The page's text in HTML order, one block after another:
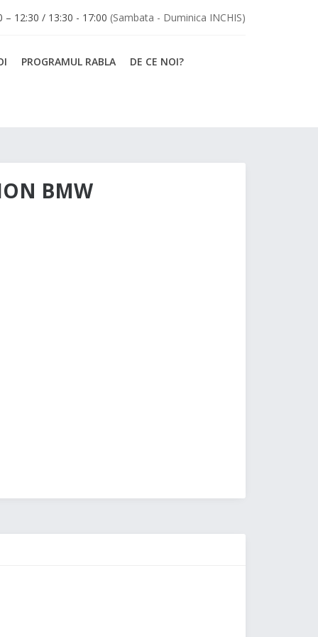
– 12:30 / 13:30 - 17:00 (Sambata - Duminica INCHIS)
PROGRAMUL RABLA DE CE NOI?
BMW